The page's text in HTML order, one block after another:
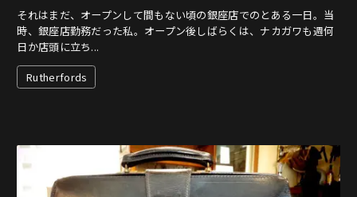
それはまだ、オープンして間もない頃の銀座店でのとある一日。当
時、銀座店勤務だった私。オープン後しばらくは、ナカガワも週何
日か店頭に立ち...
Rutherfords